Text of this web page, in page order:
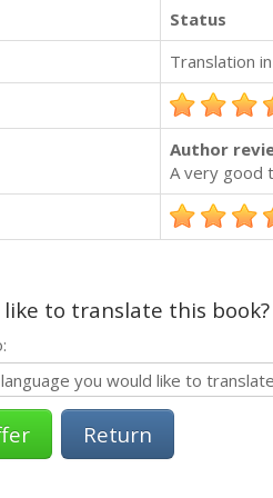
Status
Translation
Author
A very good
like to translate this
Return